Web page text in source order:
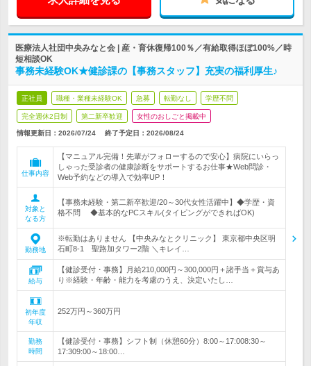
医療法人社団中央みなと会 | 産・育休復帰100％／有給取得ほぼ100%／時
短相談OK
事務未経験OK★健診課の【事務スタッフ】充実の福利厚生♪
正社員 職種・業種未経験OK 急募 転勤なし 学歴不問
完全週休2日制 第二新卒歓迎 女性のおしごと掲載中
情報更新日：2026/07/24 終了予定日： 2026/08/24
仕事内容
【マニュアル完備！先輩がフォローするので安心】病院にいらっ
しゃった受診者の健康診断をサポートするお仕事★Web問診・
Web予約などの導入で効率UP！
対象と
なる方
【事務未経験・第二新卒歓迎/20～30代女性活躍中】◆学歴・資
格不問 ◆基本的なPCスキル(タイピングができればOK)
勤務地
※転勤はありません 【中央みなとクリニック】 東京都中央区明
石町8-1 聖路加タワー2階 ＼キレイ…
給与
【健診受付・事務】月給210,000円～300,000円＋諸手当＋賞与あ
り※経験・年齢・能力を考慮のうえ、決定いたし…
初年度
年収
252万円～360万円
勤務
時間
【健診受付・事務】シフト制（休憩60分）8:00～17:008:30～
17:309:00～18:00…